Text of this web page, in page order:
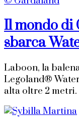
Il mondo di
sbarca
Laboon, la
Legoland®
alta oltre 2